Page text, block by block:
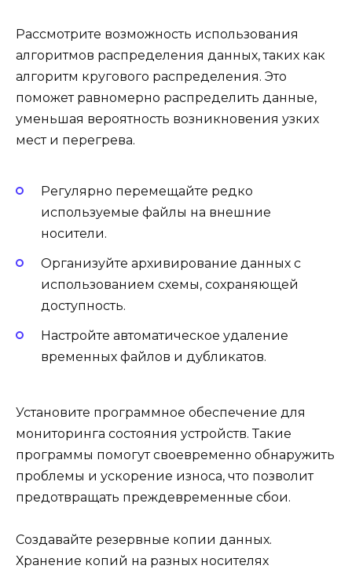
Рассмотрите возможность использования
алгоритмов распределения данных, таких как
алгоритм кругового распределения. Это
поможет равномерно распределить данные,
уменьшая вероятность возникновения узких
мест и перегрева.
Регулярно перемещайте редко
используемые файлы на внешние
носители.
Организуйте архивирование данных с
использованием схемы, сохраняющей
доступность.
Настройте автоматическое удаление
временных файлов и дубликатов.
Установите программное обеспечение для
мониторинга состояния устройств. Такие
программы помогут своевременно обнаружить
проблемы и ускорение износа, что позволит
предотвращать преждевременные сбои.
Создавайте резервные копии данных.
Хранение копий на разных носителях